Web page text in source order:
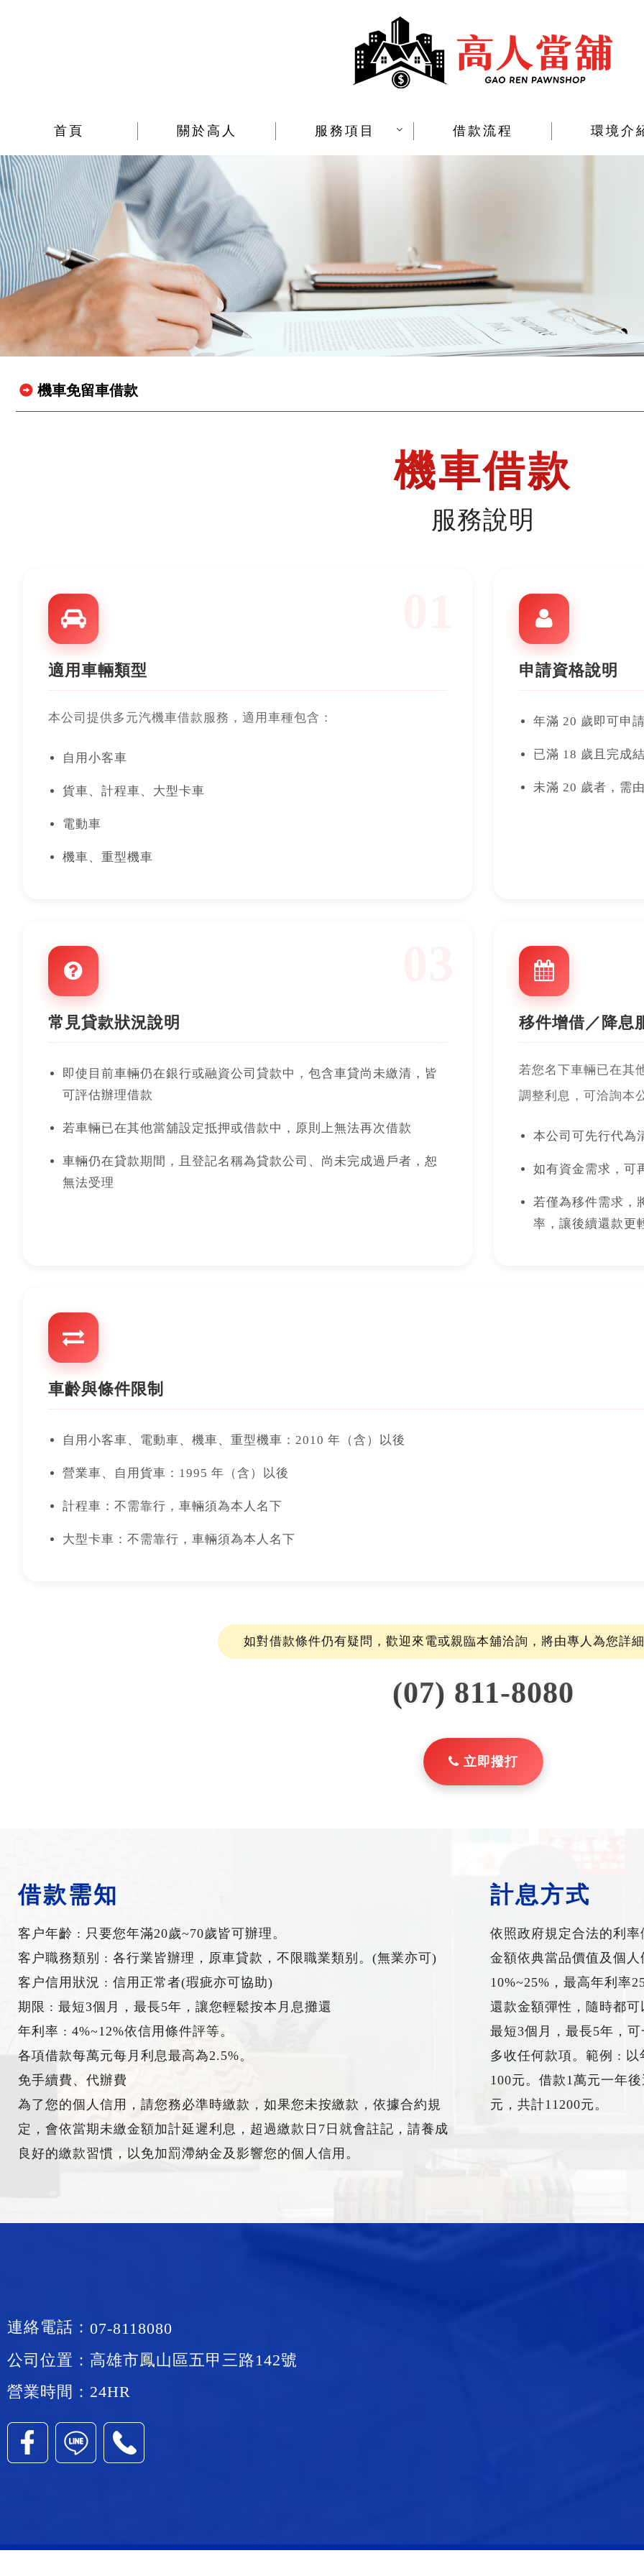
首頁 關於高人 服務項目 借款流程 環境介
機車免留車借款
機車借款
服務說明
適用車輛類型
本公司提供多元汽機車借款服務，適用車種包含：
自用小客車
貨車、計程車、大型卡車
電動車
機車、重型機車
申請資格說明
年滿 20 歲即可申
已滿 18 歲且完成
未滿 20 歲者，需
常見貸款狀況說明
即使目前車輛仍在銀行或融資公司貸款中，包含車貸尚未繳清，皆
可評估辦理借款
若車輛已在其他當舖設定抵押或借款中，原則上無法再次借款
車輛仍在貸款期間，且登記名稱為貸款公司、尚未完成過戶者，恕
無法受理
移件增借／降息
若您名下車輛已在其
調整利息，可洽詢本
本公司可先行代為
如有資金需求，可
若僅為移件需求，
率，讓後續還款更
車齡與條件限制
自用小客車、電動車、機車、重型機車：2010 年（含）以後
營業車、自用貨車：1995 年（含）以後
計程車：不需靠行，車輛須為本人名下
大型卡車：不需靠行，車輛須為本人名下
如對借款條件仍有疑問，歡迎來電或親臨本舖洽詢，將由專人為您詳
(07) 811-8080
立即撥打
借款需知
客户年齡 : 只要您年滿20歲~70歲皆可辦理。
客户職務類别 : 各行業皆辦理，原車貸款，不限職業類别。(無業亦可)
客户信用狀況 : 信用正常者(瑕疵亦可協助)
期限 : 最短3個月，最長5年，讓您輕鬆按本月息攤還
年利率 : 4%~12%依信用條件評等。
各項借款每萬元每月利息最高為2.5%。
免手續費、代辦費
為了您的個人信用，請您務必準時繳款，如果您未按繳款，依據合約規
定，會依當期未繳金額加計延遲利息，超過繳款日7日就會註記，請養成
良好的繳款習慣，以免加罰滯納金及影響您的個人信用。
計息方式
依照政府規定合法的利
金額依典當品價值及個
10%~25%，最高年利率
還款金額彈性，隨時都
最短3個月，最長5年，
多收任何款項。範例 :
100元。借款1萬元一年
元，共計11200元。
連絡電話： 07-8118080
公司位置：高雄市鳳山區五甲三路142號
營業時間：24HR